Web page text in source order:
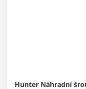
Hunter Náhradní